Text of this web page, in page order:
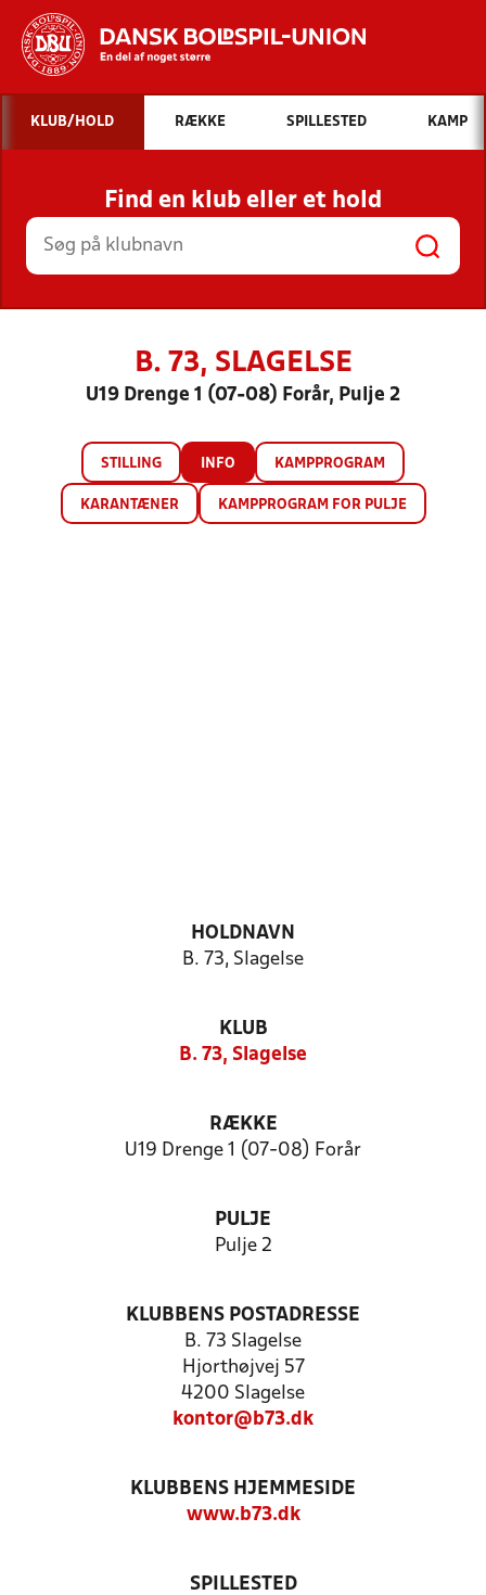
Hvad vil du søge efter?
INDHOLD OG NYHEDER
STILLINGER, RESULTATER, KLUBBER OG
HOLD
KLUB/HOLD RÆKKE SPILLESTED KAMP
Find en klub eller et hold
B. 73, SLAGELSE
U19 Drenge 1 (07-08) Forår, Pulje 2
STILLING INFO KAMPPROGRAM
KARANTÆNER KAMPPROGRAM FOR PULJE
HOLDNAVN
B. 73, Slagelse
KLUB
B. 73, Slagelse
RÆKKE
U19 Drenge 1 (07-08) Forår
PULJE
Pulje 2
KLUBBENS POSTADRESSE
B. 73 Slagelse
Hjorthøjvej 57
4200 Slagelse
kontor@b73.dk
KLUBBENS HJEMMESIDE
www.b73.dk
SPILLESTED